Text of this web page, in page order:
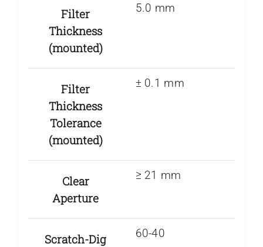
Filter
Thickness
(mounted)
5.0 mm
Filter
Thickness
Tolerance
(mounted)
± 0.1 mm
Clear
Aperture
≥ 21 mm
Scratch-Dig 60-40